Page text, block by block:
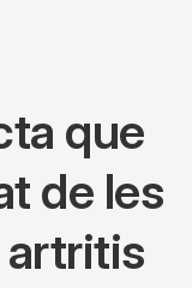
que
de les
artritis